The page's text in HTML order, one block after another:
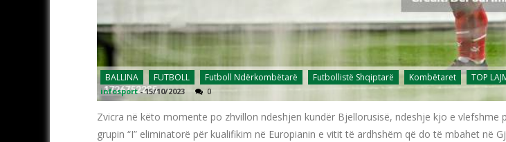
BALLINA FUTBOLL Futboll Ndërkombëtarë Futbollistë Shqiptarë Kombëtaret TOP
infosport -15/10/2023 0
Zvicra në këto momente po zhvillon ndeshjen kundër Bjellorusisë, ndeshje kjo e vlefshme
grupin “I” eliminatorë për kualifikim në Europianin e vitit të ardhshëm që do të mbahet në